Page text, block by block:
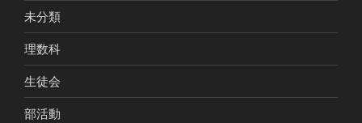
未分類
理数科
生徒会
部活動